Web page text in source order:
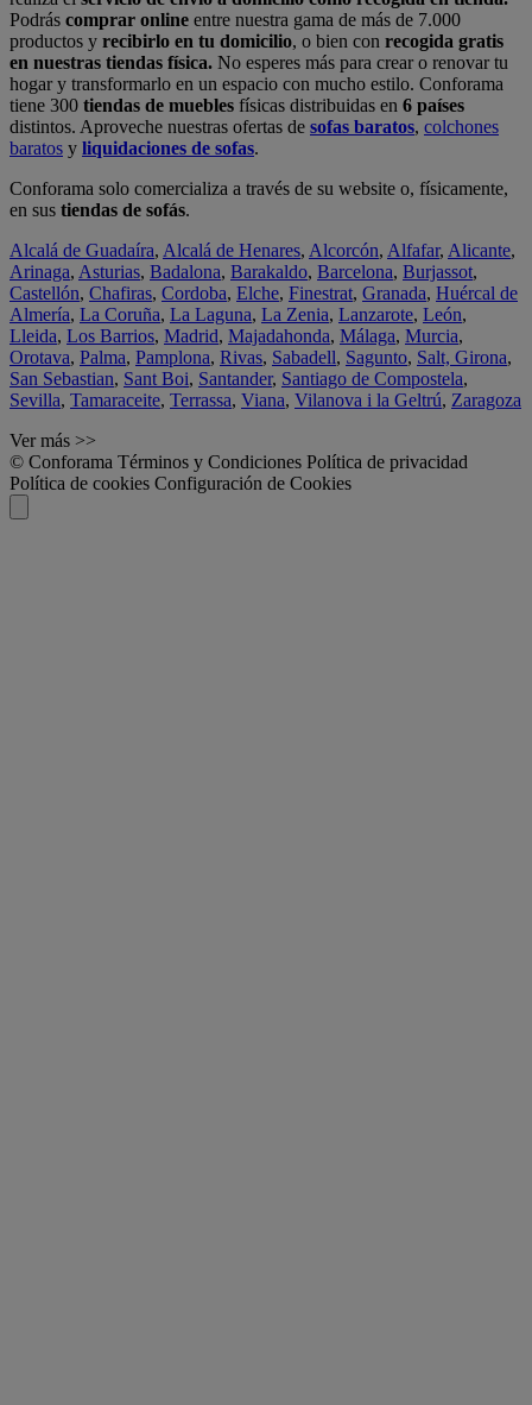
Podrás comprar online entre nuestra gama de más de 7.000
productos y recibirlo en tu domicilio, o bien con recogida gratis
en nuestras tiendas física. No esperes más para crear o renovar tu
hogar y transformarlo en un espacio con mucho estilo. Conforama
tiene 300 tiendas de muebles físicas distribuidas en 6 países
distintos. Aproveche nuestras ofertas de sofas baratos, colchones
baratos y liquidaciones de sofas.
Conforama solo comercializa a través de su website o, físicamente,
en sus tiendas de sofás.
Alcalá de Guadaíra, Alcalá de Henares, Alcorcón, Alfafar, Alicante,
Arinaga, Asturias, Badalona, Barakaldo, Barcelona, Burjassot,
Castellón, Chafiras, Cordoba, Elche, Finestrat, Granada, Huércal de
Almería, La Coruña, La Laguna, La Zenia, Lanzarote, León,
Lleida, Los Barrios, Madrid, Majadahonda, Málaga, Murcia,
Orotava, Palma, Pamplona, Rivas, Sabadell, Sagunto, Salt, Girona,
San Sebastian, Sant Boi, Santander, Santiago de Compostela,
Sevilla, Tamaraceite, Terrassa, Viana, Vilanova i la Geltrú, Zaragoza
Ver más >>
© Conforama Términos y Condiciones Política de privacidad
Política de cookies Configuración de Cookies